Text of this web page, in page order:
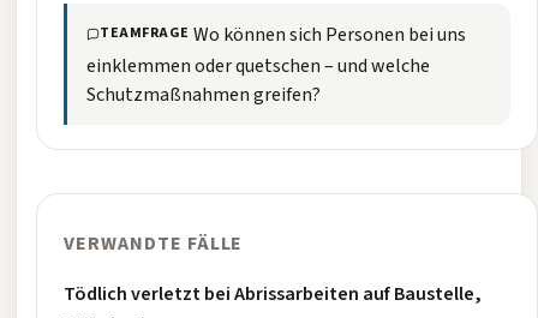
TEAMFRAGE Wo können sich Personen bei uns
einklemmen oder quetschen – und welche
Schutzmaßnahmen greifen?
VERWANDTE FÄLLE
Tödlich verletzt bei Abrissarbeiten auf Baustelle,